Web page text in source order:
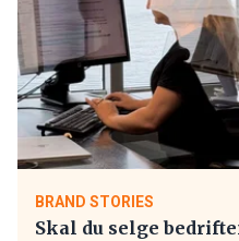
BRAND STORIES
Skal du selge